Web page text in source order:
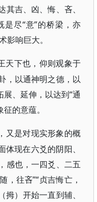
吉、凶、悔、吝、
是尽“意”的桥梁，亦
响巨大。
天下也，仰则观象于
，以通神明之德，以
、延伸，以达到“通
的意蕴。
又是对现实形象的概
现在六爻的阴阳、
感也，一四爻、二五
，往吝”“贞吉悔亡，
）开始一直到辅、